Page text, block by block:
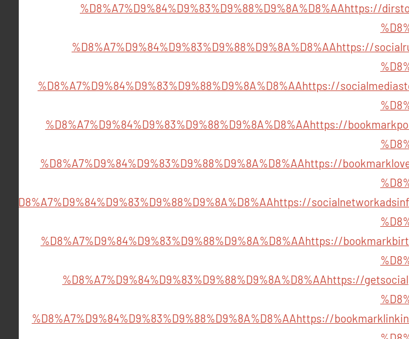
%D8%A7%D9%84%D9%83%D9%88%D9%8A%D8%AAhttps://
%D8%A7%D9%84%D9%83%D9%88%D9%8A%D8%AAhttps://
%D8%A7%D9%84%D9%83%D9%88%D9%8A%D8%AAhttps://
%D8%A7%D9%84%D9%83%D9%88%D9%8A%D8%AAhttps://
%D8%A7%D9%84%D9%83%D9%88%D9%8A%D8%AAhttps://
%D8%A7%D9%84%D9%83%D9%88%D9%8A%D8%AAhttps://
%D8%A7%D9%84%D9%83%D9%88%D9%8A%D8%AAhttps://
%D8%A7%D9%84%D9%83%D9%88%D9%8A%D8%AAhttps://
%D8%A7%D9%84%D9%83%D9%88%D9%8A%D8%AAhttps://